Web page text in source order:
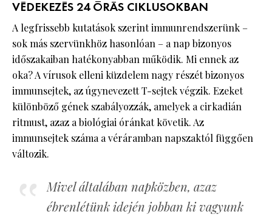
VÉDEKEZÉS 24 ÓRÁS CIKLUSOKBAN
A legfrissebb kutatások szerint immunrendszerünk –
sok más szervünkhöz hasonlóan – a nap bizonyos
időszakaiban hatékonyabban működik. Mi ennek az
oka? A vírusok elleni küzdelem nagy részét bizonyos
immunsejtek, az úgynevezett T-sejtek végzik. Ezeket
különböző gének szabályozzák, amelyek a cirkadián
ritmust, azaz a biológiai óránkat követik. Az
immunsejtek száma a véráramban napszaktól függően
változik.
Mivel általában napközben, azaz
ébrenlétünk idején jobban ki vagyunk